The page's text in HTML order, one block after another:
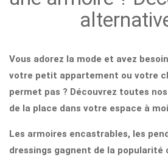
Vous adorez la mode et avez
votre petit appartement ou votre
permet pas ? Découvrez toutes
de la place dans votre espace à
Les armoires encastrables, les
dressings gagnent de la popularité